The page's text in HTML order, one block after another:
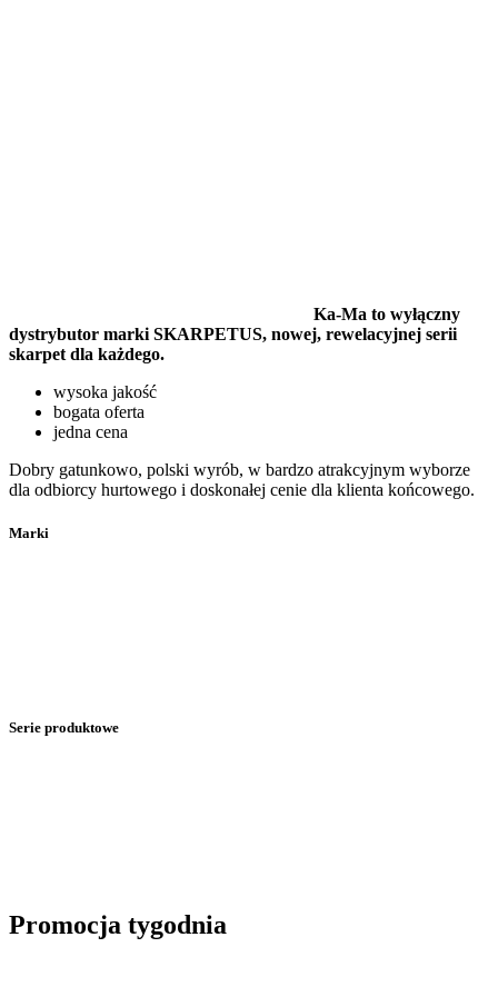
Ka-Ma to wyłączny
dystrybutor marki SKARPETUS, nowej, rewelacyjnej serii
skarpet dla każdego.
wysoka jakość
bogata oferta
jedna cena
Dobry gatunkowo, polski wyrób, w bardzo atrakcyjnym wyborze
dla odbiorcy hurtowego i doskonałej cenie dla klienta końcowego.
Marki
Serie produktowe
Promocja tygodnia